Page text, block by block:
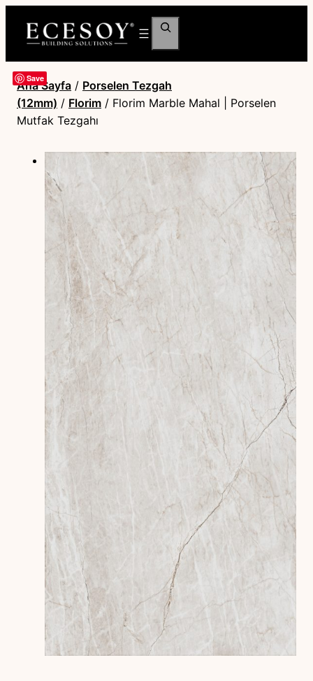
Ara
Save
Ana Sayfa / Porselen Tezgah
(12mm) / Florim / Florim Marble Mahal | Porselen
Mutfak Tezgahı